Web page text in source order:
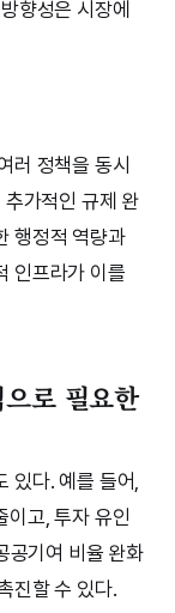
향성은 시장에
러 정책을 동시
가적인 규제 완
행정적 역량과
인프라가 이를
로 필요한
있다. 예를 들어,
이고, 투자 유인
공기여 비율 완화
진할 수 있다.